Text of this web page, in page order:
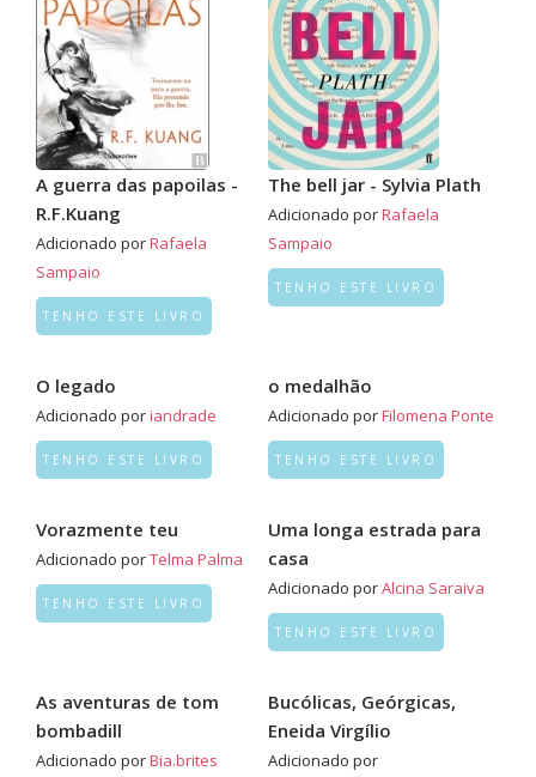
A guerra das papoilas -
R.F.Kuang
Adicionado porRafaela
Sampaio
TENHO ESTE LIVRO
The bell jar - Sylvia Plath
Adicionado porRafaela
Sampaio
TENHO ESTE LIVRO
O legado
Adicionado poriandrade
TENHO ESTE LIVRO
o medalhão
Adicionado porFilomena Ponte
TENHO ESTE LIVRO
Vorazmente teu
Adicionado porTelma Palma
TENHO ESTE LIVRO
Uma longa estrada para
casa
Adicionado porAlcina Saraiva
TENHO ESTE LIVRO
As aventuras de tom
bombadill
Adicionado porBia.brites
Bucólicas, Geórgicas,
Eneida Virgílio
Adicionado por